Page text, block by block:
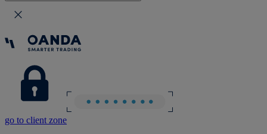
go to client zone